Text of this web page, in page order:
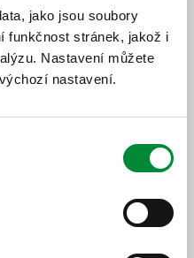
jako jsou soubory
funkčnost stránek, jakož i
Nastavení můžete
nastavení.
trase bude s odjezdem
z rondelu na
nábřeží
Beníškové“; „Náměstí
zastávka v Goethově
v zastávkách
rampě z rondelu ve